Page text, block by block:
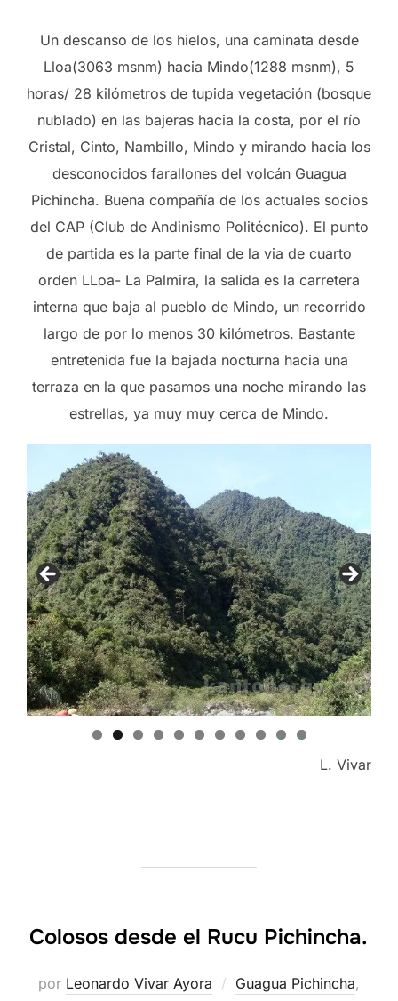
Un descanso de los hielos, una caminata desde
Lloa(3063 msnm) hacia Mindo(1288 msnm), 5
horas/ 28 kilómetros de tupida vegetación (bosque
nublado) en las bajeras hacia la costa, por el río
Cristal, Cinto, Nambillo, Mindo y mirando hacia los
desconocidos farallones del volcán Guagua
Pichincha. Buena compañía de los actuales socios
del CAP (Club de Andinismo Politécnico). El punto
de partida es la parte final de la via de cuarto
orden LLoa- La Palmira, la salida es la carretera
interna que baja al pueblo de Mindo, un recorrido
largo de por lo menos 30 kilómetros. Bastante
entretenida fue la bajada nocturna hacia una
terraza en la que pasamos una noche mirando las
estrellas, ya muy muy cerca de Mindo.
0
1
L. Vivar
Colosos desde el Rucu Pichincha.
por Leonardo Vivar Ayora Guagua Pichincha,